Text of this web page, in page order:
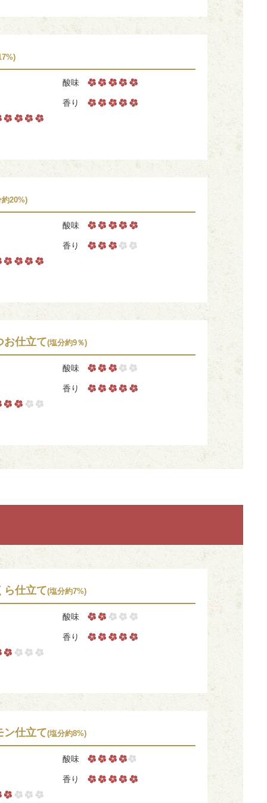
酸味
香り
約20%)
酸味
香り
お仕立て(塩分約9％)
酸味
香り
ら仕立て(塩分約7%)
酸味
香り
ン仕立て(塩分約8%)
酸味
香り